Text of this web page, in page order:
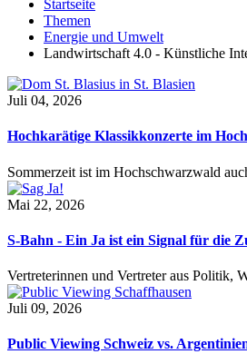
Startseite
Themen
Energie und Umwelt
Landwirtschaft 4.0 - Künstliche
Juli 04, 2026
Hochkarätige Klassikkonzerte im
Sommerzeit ist im Hochschwarzwald
Mai 22, 2026
S-Bahn - Ein Ja ist ein Signal für die
Vertreterinnen und Vertreter aus Politik,
Juli 09, 2026
Public Viewing Schweiz vs.